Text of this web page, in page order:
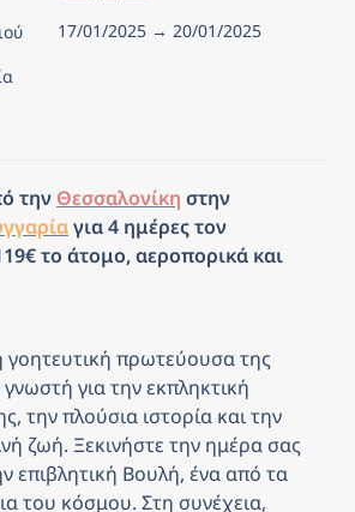
17/01/2025 → 20/01/2025
την Θεσσαλονίκη
για 4 ημέρες τον
το άτομο, αεροπορικά και
πρωτεύουσα της
γνωστή για την εκπληκτική
την πλούσια ιστορία και την
ζωή. Ξεκινήστε την ημέρα σας
επιβλητική Βουλή, ένα από τα
του κόσμου. Στη συνέχεια,